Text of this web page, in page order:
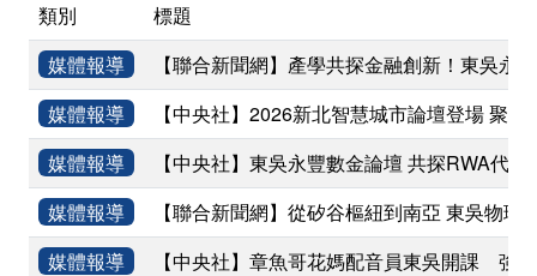
類別
標題
媒體報導
【聯合新聞網】產學共探金融創新！東吳
媒體報導
【中央社】2026新北智慧城市論壇登場 聚
媒體報導
【中央社】東吳永豐數金論壇 共探RWA代幣
媒體報導
【聯合新聞網】從矽谷樞紐到南亞 東吳物理
媒體報導
【中央社】章魚哥花媽配音員東吳開課 強